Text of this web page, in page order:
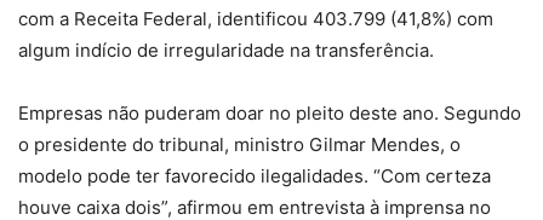
com a Receita Federal, identificou 403.799 (41,8%) com
algum indício de irregularidade na transferência.
Empresas não puderam doar no pleito deste ano. Segundo
o presidente do tribunal, ministro Gilmar Mendes, o
modelo pode ter favorecido ilegalidades. “Com certeza
houve caixa dois”, afirmou em entrevista à imprensa no